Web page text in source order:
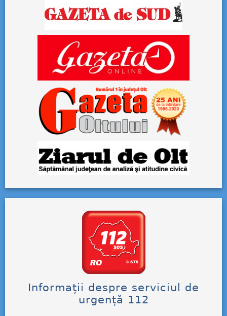
Informații despre serviciul de
urgență 112